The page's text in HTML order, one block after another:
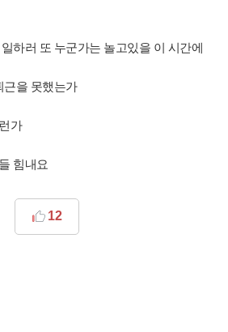
하러 또 누군가는 놀고있을 이 시간에
근을 못했는가
가
힘내요
12